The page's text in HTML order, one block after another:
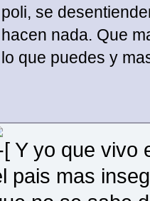
poli, se
hacen nada. Que
lo que puedes y
Y yo que vivo
pais mas